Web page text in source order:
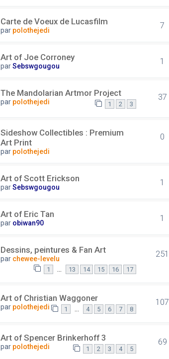
Carte de Voeux de Lucasfilm
par polothejedi 7
Art of Joe Corroney
parSebswgougou 1
The Mandolarian Artmor Project
par polothejedi 1 2 3
37
Sideshow Collectibles : Premium
Art Print
par polothejedi
0
Art of Scott Erickson
parSebswgougou 1
Art of Eric Tan
par obiwan90 1
Dessins, peintures & Fan Art
par chewee-levelu
1 13 14 15 16 17
251
Art of Christian Waggoner
par polothejedi 1 4 5 6 7 8
107
Art of Spencer Brinkerhoff 3
par polothejedi 1 2 3 4 5
69